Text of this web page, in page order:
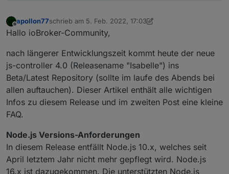
Offline
apollon77schrieb am 5. Feb. 2022, 17:03
zuletzt editiert von apollon77
Hallo ioBroker-Community,
nach längerer Entwicklungszeit kommt heute der neue
js-controller 4.0 (Releasename "Isabelle") ins
Beta/Latest Repository (sollte im laufe des Abends bei
allen auftauchen). Dieser Artikel enthält alle wichtigen
Infos zu diesem Release und im zweiten Post eine kleine
FAQ.
Node.js Versions-Anforderungen
In diesem Release entfällt Node.js 10.x, welches seit
April letztem Jahr nicht mehr gepflegt wird. Node.js
16.x ist dazugekommen. Die unterstützten Node.js